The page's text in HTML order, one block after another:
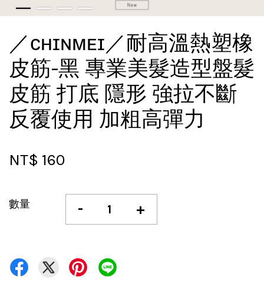
／ᴄʜɪɴᴍᴇɪ／耐高溫熱塑橡
皮筋-黑 專業美髮造型盤髮
皮筋 打底 隱形 強拉不斷
反覆使用 加粗高彈力
NT$ 160
數量 - +